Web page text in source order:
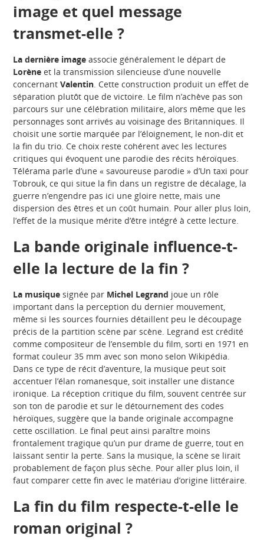
image et quel message
transmet-elle ?
La dernière image associe généralement le départ de
Lorène et la transmission silencieuse d’une nouvelle
concernantValentin. Cette construction produit un effet de
séparation plutôt que de victoire. Le film n’achève pas son
parcours sur une célébration militaire, alors même que les
personnages sont arrivés au voisinage des Britanniques. Il
choisit une sortie marquée par l’éloignement, le non-dit et
la fin du trio. Ce choix reste cohérent avec les lectures
critiques qui évoquent une parodie des récits héroïques.
Télérama parle d’une « savoureuse parodie » d’Un taxi pour
Tobrouk, ce qui situe la fin dans un registre de décalage, la
guerre n’engendre pas ici une gloire nette, mais une
dispersion des êtres et un coût humain. Pour aller plus loin,
l’effet de la musique mérite d’être intégré à cette lecture.
La bande originale influence-t-
elle la lecture de la fin ?
La musique signée par Michel Legrand joue un rôle
important dans la perception du dernier mouvement,
même si les sources fournies détaillent peu le découpage
précis de la partition scène par scène. Legrand est crédité
comme compositeur de l’ensemble du film, sorti en 1971 en
format couleur 35 mm avec son mono selon Wikipédia.
Dans ce type de récit d’aventure, la musique peut soit
accentuer l’élan romanesque, soit installer une distance
ironique. La réception critique du film, souvent centrée sur
son ton de parodie et sur le détournement des codes
héroïques, suggère que la bande originale accompagne
cette oscillation. Le final peut ainsi paraître moins
frontalement tragique qu’un pur drame de guerre, tout en
laissant sentir la perte. Sans la musique, la scène se lirait
probablement de façon plus sèche. Pour aller plus loin, il
faut comparer cette fin avec le matériau d’origine littéraire.
La fin du film respecte-t-elle le
roman original ?